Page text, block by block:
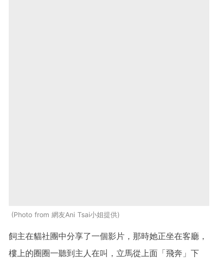
Photo from 網友Ani Tsai小姐提供
飼主在貓社團中分享了一個影片，那時她正坐在客廳，
樓上的圈圈一聽到主人在叫，立馬從上面「飛奔」下